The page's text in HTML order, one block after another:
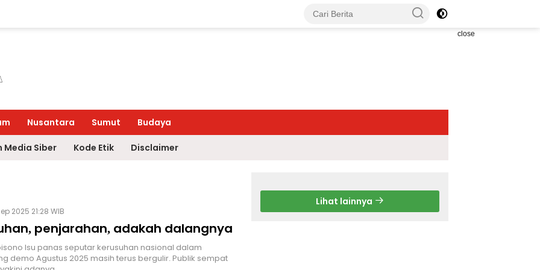
close
Nusantara Sumut Budaya
Media Siber Kode Etik Disclaimer
2025 21:28 WIB
penjarahan, adakah dalangnya
Isu panas seputar kerusuhan nasional dalam
demo Agustus 2025 masih terus bergulir. Publik sempat
Lihat lainnya